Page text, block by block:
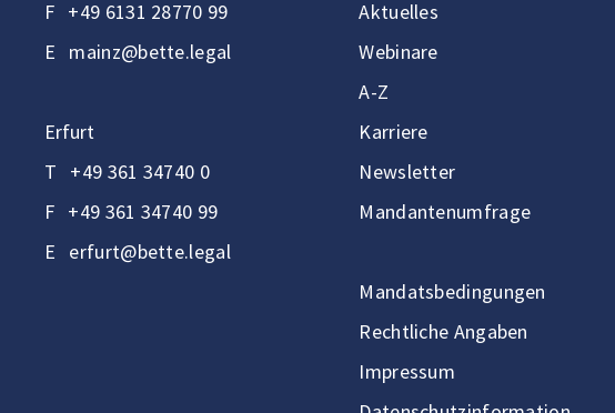
F +49 6131 28770 99
E mainz@bette.legal
Erfurt
T +49 361 34740 0
F +49 361 34740 99
E erfurt@bette.legal
Aktuelles
Webinare
A-Z
Karriere
Newsletter
Mandantenumfrage
Mandatsbedingungen
Rechtliche Angaben
Impressum